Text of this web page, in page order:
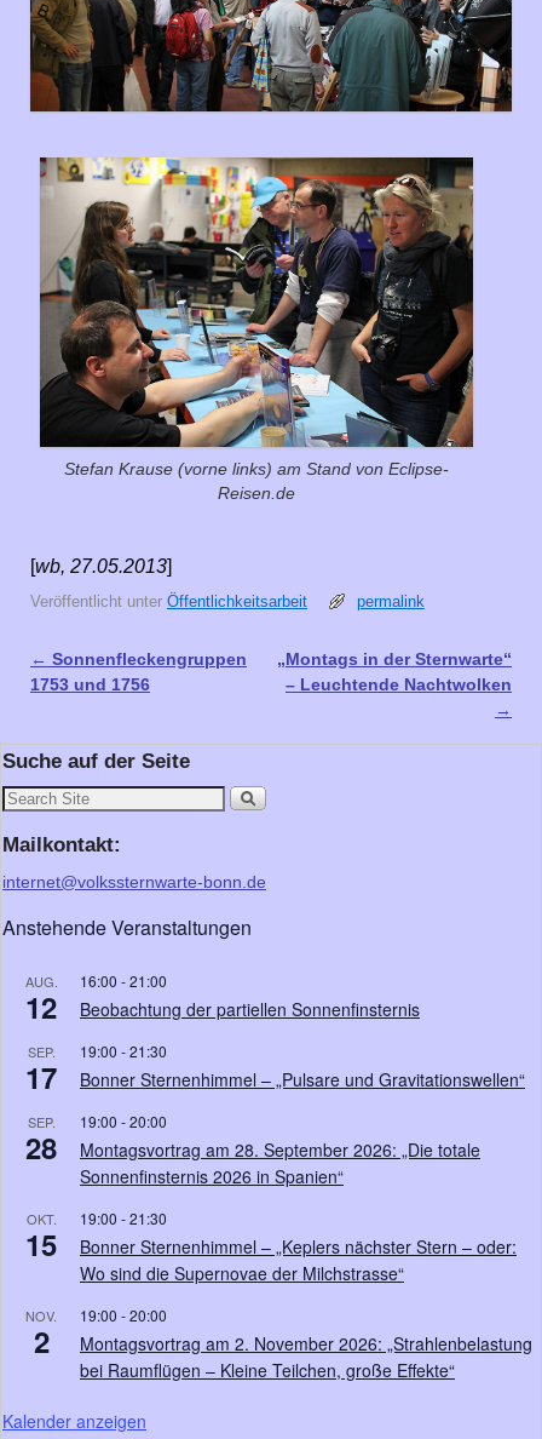
Stefan Krause (vorne links) am Stand von Eclipse-
Reisen.de
[wb, 27.05.2013]
Veröffentlicht unter Öffentlichkeitsarbeit permalink
Artikelnavigation
← Sonnenfleckengruppen
1753 und 1756
„Montags in der Sternwarte“
– Leuchtende Nachtwolken
→
Suche auf der Seite
Mailkontakt:
internet@volkssternwarte-bonn.de
Anstehende Veranstaltungen
AUG.
12
16:00 -21:00
Beobachtung der partiellen Sonnenfinsternis
SEP.
17
19:00 -21:30
Bonner Sternenhimmel – „Pulsare und Gravitationswellen“
SEP.
28
19:00 -20:00
Montagsvortrag am 28. September 2026: „Die totale
Sonnenfinsternis 2026 in Spanien“
OKT.
15
19:00 -21:30
Bonner Sternenhimmel – „Keplers nächster Stern – oder:
Wo sind die Supernovae der Milchstrasse“
NOV.
2
19:00 -20:00
Montagsvortrag am 2. November 2026: „Strahlenbelastung
bei Raumflügen – Kleine Teilchen, große Effekte“
Kalender anzeigen